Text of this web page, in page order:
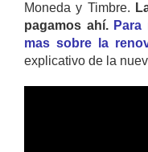
Moneda y Timbre.
pagamos ahí.
mas sobre la
explicativo de la